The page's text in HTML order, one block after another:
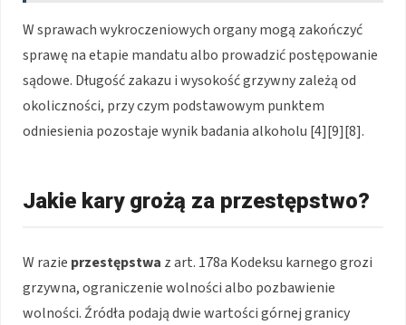
W sprawach wykroczeniowych organy mogą zakończyć
sprawę na etapie mandatu albo prowadzić postępowanie
sądowe. Długość zakazu i wysokość grzywny zależą od
okoliczności, przy czym podstawowym punktem
odniesienia pozostaje wynik badania alkoholu [4][9][8].
Jakie kary grożą za przestępstwo?
W razie przestępstwa z art. 178a Kodeksu karnego grozi
grzywna, ograniczenie wolności albo pozbawienie
wolności. Źródła podają dwie wartości górnej granicy